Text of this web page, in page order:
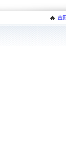
吉